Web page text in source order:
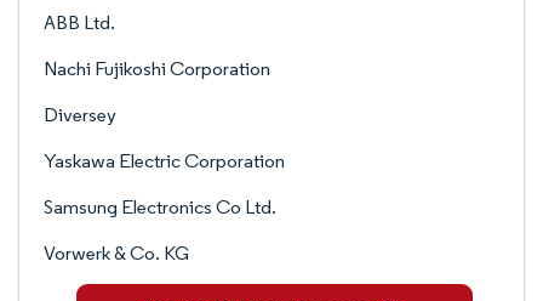
ABB Ltd.
Nachi Fujikoshi Corporation
Diversey
Yaskawa Electric Corporation
Samsung Electronics Co Ltd.
Vorwerk & Co. KG